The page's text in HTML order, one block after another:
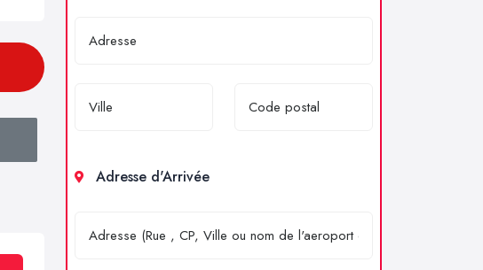
Adresse d'Arrivée